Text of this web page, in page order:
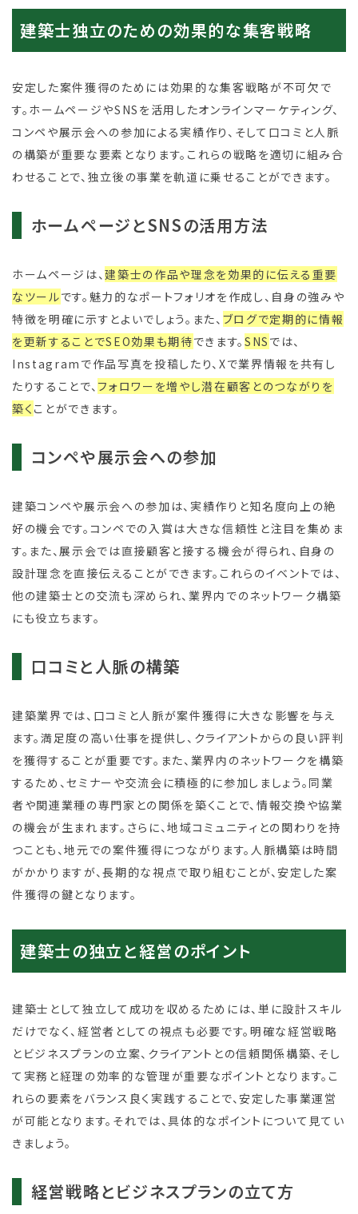
建築士独立のための効果的な集客戦略
安定した案件獲得のためには効果的な集客戦略が不可欠で
す。ホームページやSNSを活用したオンラインマーケティング、
コンペや展示会への参加による実績作り、そして口コミと人脈
の構築が重要な要素となります。これらの戦略を適切に組み合
わせることで、独立後の事業を軌道に乗せることができます。
ホームページとSNSの活用方法
ホームページは、建築士の作品や理念を効果的に伝える重要
なツールです。魅力的なポートフォリオを作成し、自身の強みや
特徴を明確に示すとよいでしょう。また、 ブログで定期的に情報
を更新することでSEO効果も期待できます。SNS では、
Instagramで作品写真を投稿したり、Xで業界情報を共有し
たりすることで、 フォロワーを増やし潜在顧客とのつながりを
築く ことができます。
コンペや展示会への参加
建築コンペや展示会への参加は、実績作りと知名度向上の絶
好の機会です。コンペでの入賞は大きな信頼性と注目を集めま
す。また、展示会では直接顧客と接する機会が得られ、自身の
設計理念を直接伝えることができます。これらのイベントでは、
他の建築士との交流も深められ、業界内でのネットワーク構築
にも役立ちます。
口コミと人脈の構築
建築業界では、口コミと人脈が案件獲得に大きな影響を与え
ます。満足度の高い仕事を提供し、クライアントからの良い評判
を獲得することが重要です。また、業界内のネットワークを構築
するため、セミナーや交流会に積極的に参加しましょう。同業
者や関連業種の専門家との関係を築くことで、情報交換や協業
の機会が生まれます。さらに、地域コミュニティとの関わりを持
つことも、地元での案件獲得につながります。人脈構築は時間
がかかりますが、長期的な視点で取り組むことが、安定した案
件獲得の鍵となります。
建築士の独立と経営のポイント
建築士として独立して成功を収めるためには、単に設計スキル
だけでなく、経営者としての視点も必要です。明確な経営戦略
とビジネスプランの立案、クライアントとの信頼関係構築、そし
て実務と経理の効率的な管理が重要なポイントとなります。こ
れらの要素をバランス良く実践することで、安定した事業運営
が可能となります。それでは、具体的なポイントについて見てい
きましょう。
経営戦略とビジネスプランの立て方